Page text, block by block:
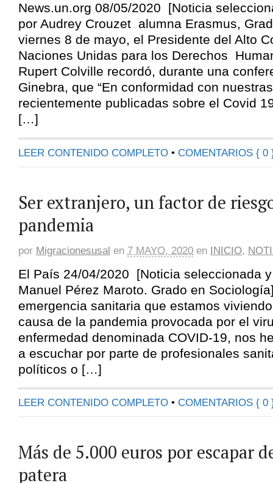
News.un.org 08/05/2020 [Noticia
por Audrey Crouzet alumna Erasmus,
viernes 8 de mayo, el Presidente del Alto
Naciones Unidas para los Derechos
Rupert Colville recordó, durante una
Ginebra, que “En conformidad con
recientemente publicadas sobre el Covid
[…]
LEER CONTENIDO COMPLETO • COMENTARIOS { 0
Ser extranjero, un factor de
pandemia
por Migracionesusal en 7 MAYO, 2020 en INICIO,
El País 24/04/2020 [Noticia seleccionada
Manuel Pérez Maroto. Grado en
emergencia sanitaria que estamos
causa de la pandemia provocada por el
enfermedad denominada COVID-19, nos
a escuchar por parte de profesionales
políticos o […]
LEER CONTENIDO COMPLETO • COMENTARIOS { 0
Más de 5.000 euros por escapar
patera